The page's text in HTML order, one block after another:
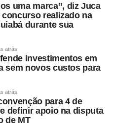
em 2024, ofertou 2.015
e formação de
cargos de níveis médio e
atuarão nas unidades
municipal, substituindo
a necessidades
público.
PEDAGOGO-
uma marca”, diz Juca
realizado na
durante sua
atrás
investimentos em
sem novos custos para
atrás
para 4 de
definir apoio na disputa
de MT